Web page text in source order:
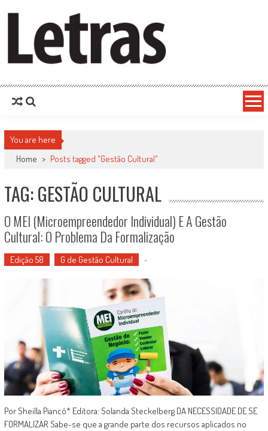
You are here
Home > Posts tagged "Gestão Cultural"
TAG: GESTÃO CULTURAL
O MEI (microempreendedor Individual) E A Gestão
Cultural: O Problema Da Formalização
Edição 58 G de Gestão Cultural -
Por Sheilla Piancó* Editora: Solanda Steckelberg DA NECESSIDADE DE SE
FORMALIZAR Sabe-se que a grande parte dos recursos aplicados no